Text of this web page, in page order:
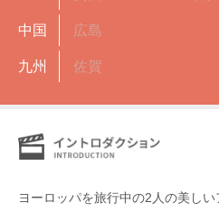
中国 広島
九州 佐賀
ヨーロッパを旅行中の2人の美し